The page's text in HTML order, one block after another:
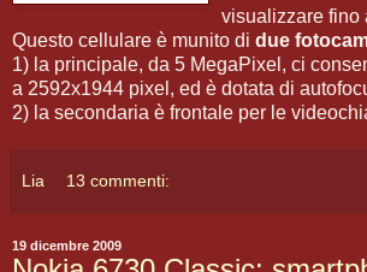
visualizzare fino
Questo cellulare è munito di due
1) la principale, da 5 MegaPixel, ci
a 2592x1944 pixel, ed è dotata di
2) la secondaria è frontale per le
Lia 13 commenti:
19 dicembre 2009